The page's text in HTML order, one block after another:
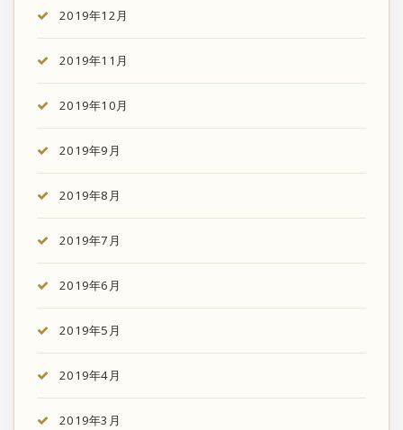
2019年12月
2019年11月
2019年10月
2019年9月
2019年8月
2019年7月
2019年6月
2019年5月
2019年4月
2019年3月